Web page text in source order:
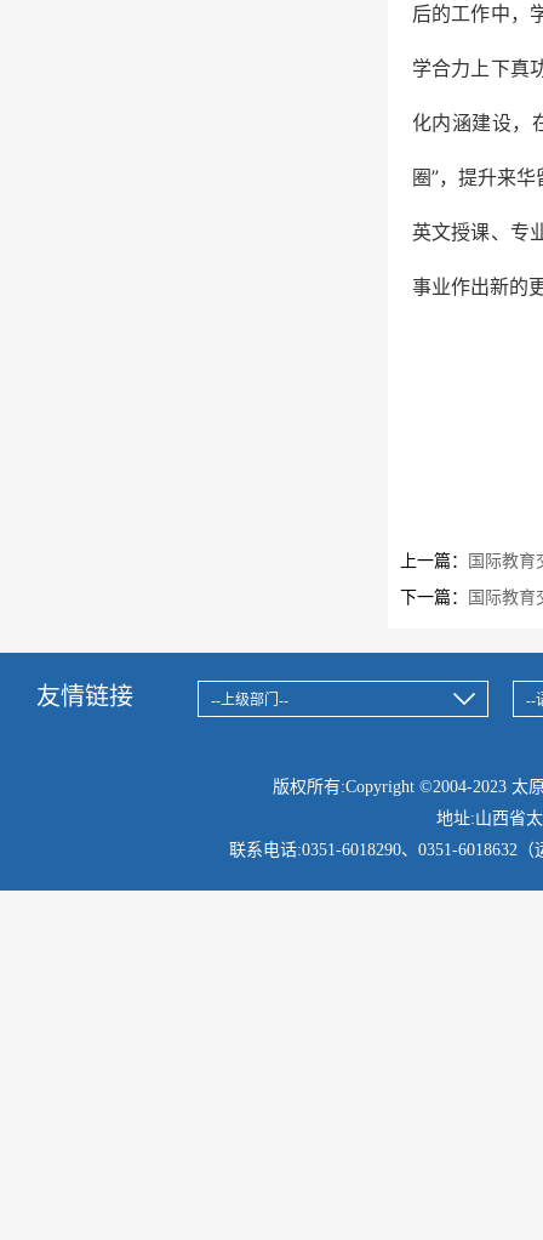
后的工作中，
学合力上下真
化内涵建设，
圈”，提升来
英文授课、专
事业作出新的
上一篇：
国际教育
下一篇：
国际教育
友情链接
版权所有:Copyright ©2004-2023
地址:山西省
联系电话:0351-6018290、 0351-6018632